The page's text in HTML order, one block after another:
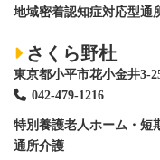
地域密着認知症対応型通
さくら野杜
東京都小平市花小金井3-
042-479-1216
特別養護老人ホーム ・短
通所介護